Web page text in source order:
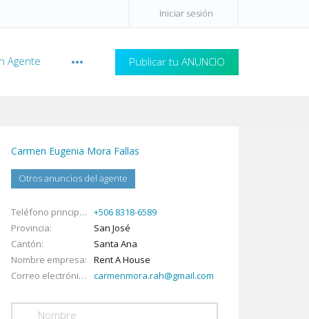
Iniciar sesión
Publicar tu ANUNCIO
Agente
Carmen Eugenia Mora Fallas
Otros anuncios del agente
Teléfono principal
+506 8318-6589
Provincia
San José
Cantón
Santa Ana
Nombre empresa
Rent A House
Correo electrónico
carmenmora.rah@gmail.com